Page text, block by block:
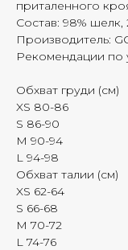
приталенного
Состав: 98% шелк,
Производитель:
Рекомендации по
Обхват груди (см)
XS 80-86
S 86-90
M 90-94
L 94-98
Обхват талии (см)
XS 62-64
S 66-68
M 70-72
L 74-76